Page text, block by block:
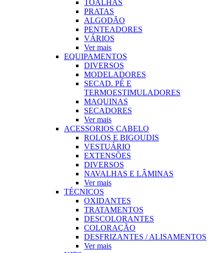
TOALHAS
PRATAS
ALGODÃO
PENTEADORES
VÁRIOS
Ver mais
EQUIPAMENTOS
DIVERSOS
MODELADORES
SECAD. PÉ E
TERMOESTIMULADORES
MAQUINAS
SECADORES
Ver mais
ACESSORIOS CABELO
ROLOS E BIGOUDIS
VESTUÁRIO
EXTENSÕES
DIVERSOS
NAVALHAS E LÂMINAS
Ver mais
TÉCNICOS
OXIDANTES
TRATAMENTOS
DESCOLORANTES
COLORAÇÃO
DESFRIZANTES / ALISAMENTOS
Ver mais